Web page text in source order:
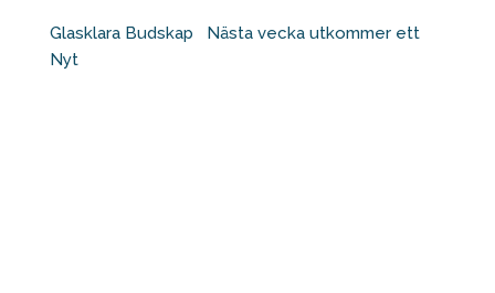
Glasklara Budskap ⁠ ⁠ Nästa vecka utkommer ett
Nyt